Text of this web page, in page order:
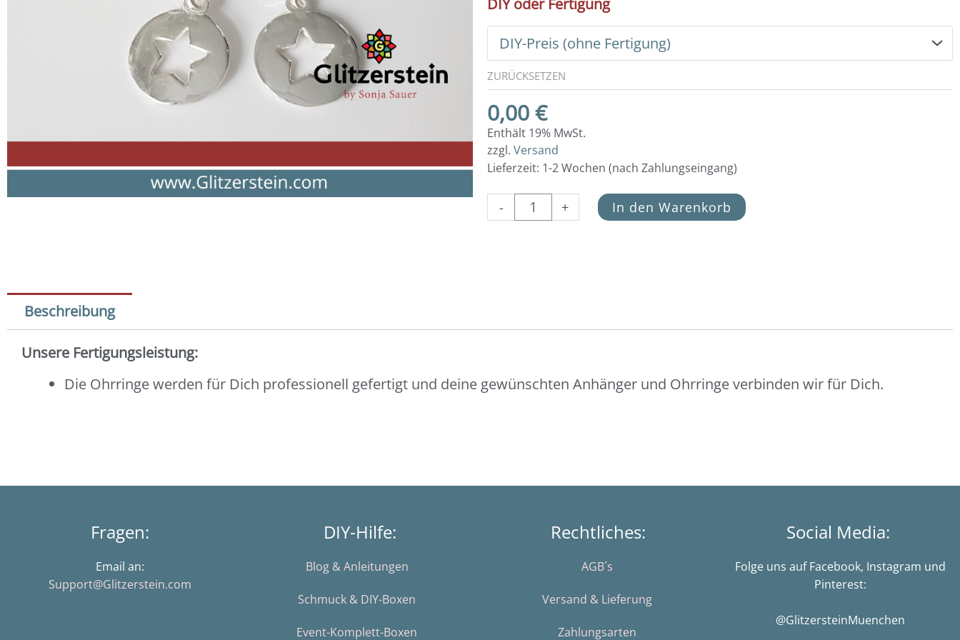
ZURÜCKSETZEN
0,00€
Enthält 19% MwSt.
zzgl. Versand
Lieferzeit: 1-2 Wochen (nach Zahlungseingang)
-
oder
Fertigung
Ohrringe
(einfach)
Menge
+ In den Warenkorb
Beschreibung
Unsere Fertigungsleistung:
Die Ohrringe werden für Dich professionell gefertigt und deine gewünschten Anhänger und Ohrringe verbinden wir für Dich.
Fragen:
Email an:
Support@Glitzerstein.com
DIY-Hilfe:
Blog & Anleitungen
Schmuck & DIY-Boxen
Event-Komplett-Boxen
Rechtliches:
AGB´s
Versand & Lieferung
Zahlungsarten
Social Media:
Folge uns auf Facebook, Instagram und
Pinterest:
@GlitzersteinMuenchen